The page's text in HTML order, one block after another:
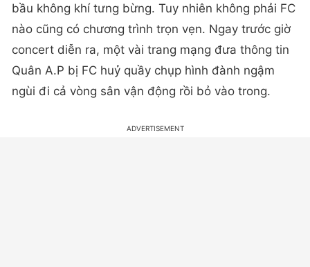
bầu không khí tưng bừng. Tuy nhiên không phải FC
nào cũng có chương trình trọn vẹn. Ngay trước giờ
concert diễn ra, một vài trang mạng đưa thông tin
Quân A.P bị FC huỷ quầy chụp hình đành ngậm
ngùi đi cả vòng sân vận động rồi bỏ vào trong.